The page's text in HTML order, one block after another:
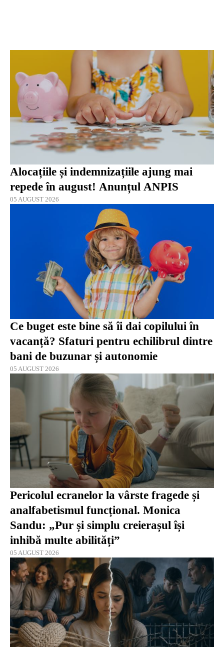
Alocațiile și indemnizațiile ajung mai
repede în august! Anunțul ANPIS
05 AUGUST 2026
Ce buget este bine să îi dai copilului în
vacanță? Sfaturi pentru echilibrul dintre
bani de buzunar și autonomie
05 AUGUST 2026
Pericolul ecranelor la vârste fragede și
analfabetismul funcțional. Monica
Sandu: „Pur și simplu creierașul își
inhibă multe abilități”
05 AUGUST 2026